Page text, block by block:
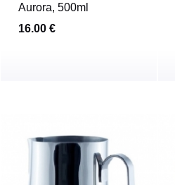
Aurora, 500ml
16.00 €